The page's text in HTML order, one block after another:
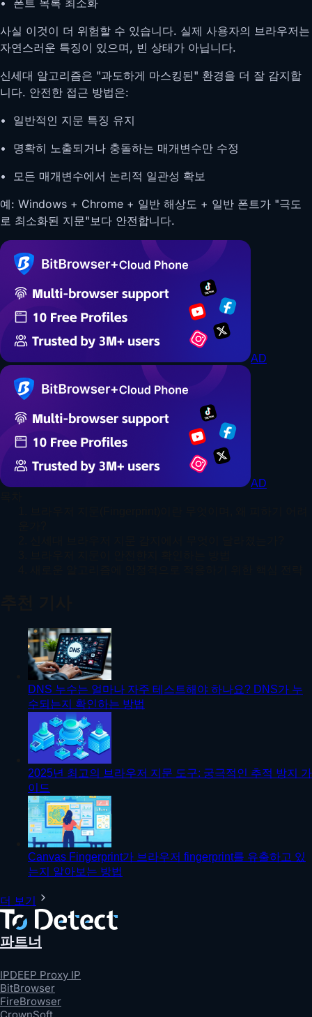
• 폰트 목록 최소화
사실 이것이 더 위험할 수 있습니다. 실제 사용자의 브라우저는
자연스러운 특징이 있으며, 빈 상태가 아닙니다.
신세대 알고리즘은 "과도하게 마스킹된" 환경을 더 잘 감지합
니다. 안전한 접근 방법은:
• 일반적인 지문 특징 유지
• 명확히 노출되거나 충돌하는 매개변수만 수정
• 모든 매개변수에서 논리적 일관성 확보
예: Windows + Chrome + 일반 해상도 + 일반 폰트가 "극도
로 최소화된 지문"보다 안전합니다.
AD
AD
DNS 누수는 얼마나 자주 테스트해야 하나요? DNS가 누
수되는지 확인하는 방법
2025년 최고의 브라우저 지문 도구: 궁극적인 추적 방지 가
이드
Canvas Fingerprint가 브라우저 fingerprint를 유출하고 있
는지 알아보는 방법
더 보기
파트너
IPDEEP Proxy IP
BitBrowser
FireBrowser